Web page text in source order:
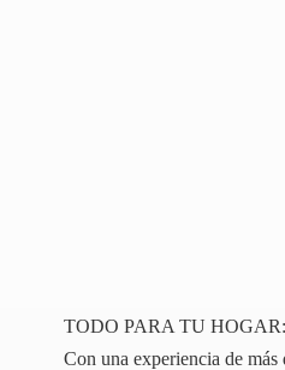
TODO PARA TU HOGAR:
Con una experiencia de más